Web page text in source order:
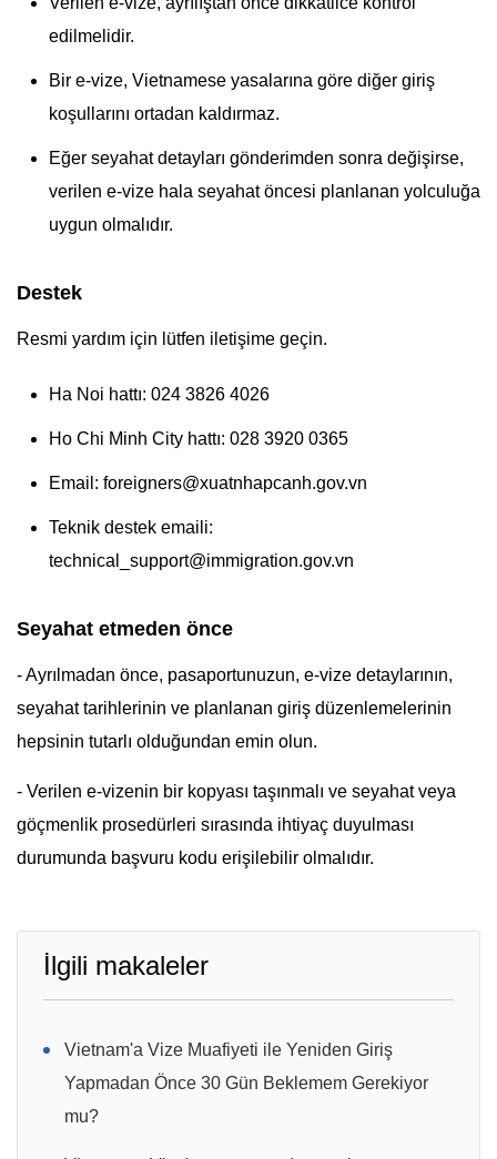
edilmelidir.
Bir e-vize, Vietnamese yasalarına göre diğer giriş
koşullarını ortadan kaldırmaz.
Eğer seyahat detayları gönderimden sonra değişirse,
verilen e-vize hala seyahat öncesi planlanan yolculuğa
uygun olmalıdır.
Destek
Resmi yardım için lütfen iletişime geçin.
Ha Noi hattı: 024 3826 4026
Ho Chi Minh City hattı: 028 3920 0365
Email: foreigners@xuatnhapcanh.gov.vn
Teknik destek emaili:
technical_support@immigration.gov.vn
Seyahat etmeden önce
- Ayrılmadan önce, pasaportunuzun, e-vize detaylarının,
seyahat tarihlerinin ve planlanan giriş düzenlemelerinin
hepsinin tutarlı olduğundan emin olun.
- Verilen e-vizenin bir kopyası taşınmalı ve seyahat veya
göçmenlik prosedürleri sırasında ihtiyaç duyulması
durumunda başvuru kodu erişilebilir olmalıdır.
İlgili makaleler
Vietnam'a Vize Muafiyeti ile Yeniden Giriş
Yapmadan Önce 30 Gün Beklemem Gerekiyor
mu?